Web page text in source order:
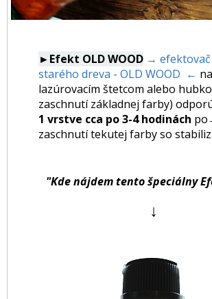
►Efekt OLD WOOD → efektovač
starého dreva - OLD WOOD ←
lazúrovacím štetcom alebo
zaschnutí základnej farby)
1 vrstve cca po 3-4 hodinách po
zaschnutí tekutej farby so
"Kde nájdem tento špeciálny
↓